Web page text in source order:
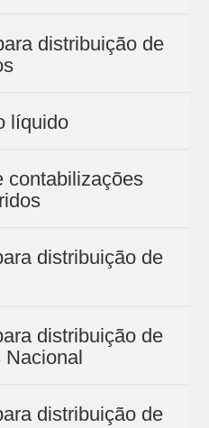
distribuição de
líquido
contabilizações
distribuição de
distribuição de
Nacional
distribuição de